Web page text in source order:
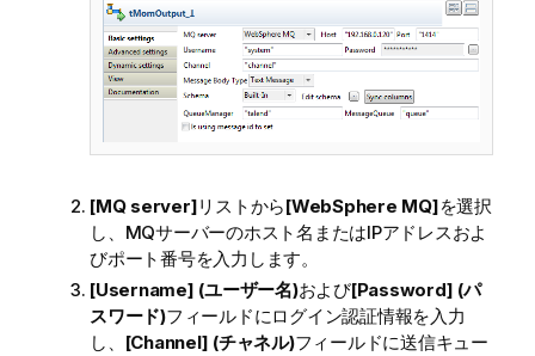
[MQ server]リストから[WebSphere MQ]を選択
し、MQサーバーのホスト名またはIPアドレスおよ
びポート番号を入力します。
[Username] (ユーザー名)および[Password] (パ
スワード)フィールドにログイン認証情報を入力
し、 [Channel] (チャネル)フィールドに送信キュー